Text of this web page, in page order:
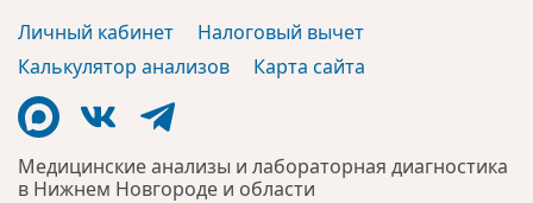
Медицинские анализы и лабораторная диагностика
в Нижнем Новгороде и области
Личный кабинет
Налоговый вычет
Калькулятор анализов
Карта сайта